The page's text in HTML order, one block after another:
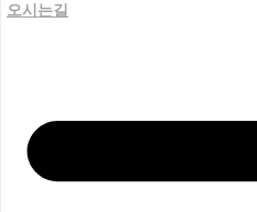
오시는길